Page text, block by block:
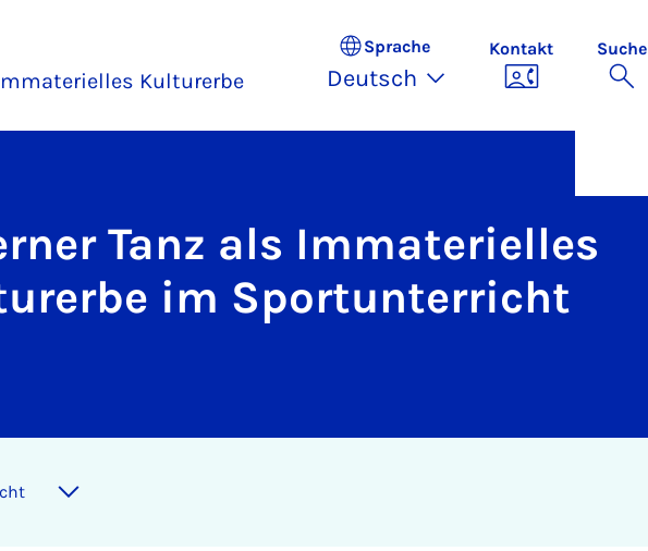
Kulturerbe
Sprache
Deutsch
Kontakt Suche
Tanz als Immaterielles
im Sportunterricht